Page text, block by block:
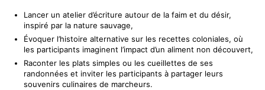
Lancer un atelier d’écriture autour de la faim et du désir,
inspiré par la nature sauvage,
Évoquer l’histoire alternative sur les recettes coloniales, où
les participants imaginent l’impact d’un aliment non découvert,
Raconter les plats simples ou les cueillettes de ses
randonnées et inviter les participants à partager leurs
souvenirs culinaires de marcheurs.